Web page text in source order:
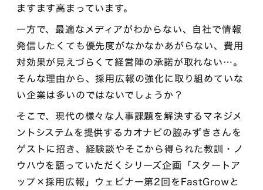
ますます高まっています。
一方で、最適なメディアがわからない、自社で情報
発信したくても優先度がなかなかあがらない、費用
対効果が見えづらくて経営陣の承諾が取れない…。
そんな理由から、採用広報の強化に取り組めていな
い企業は多いのではないでしょうか？
そこで、現代の様々な人事課題を解決するマネジメ
ントシステムを提供するカオナビの脇みずきさんを
ゲストに招き、経験談やそこから得られた教訓・ノ
ウハウを語っていただくシリーズ企画「スタートア
ップ×採用広報」ウェビナー第2回をFastGrowと